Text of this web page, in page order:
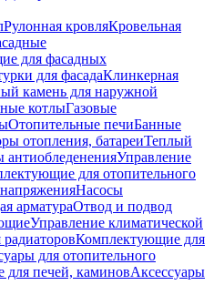
Рулонная кровляКровельная
для фасадных
для фасадаКлинкерная
камень для наружной
котлыГазовые
Отопительные печиБанные
отопления, батареиТеплый
антиобледененияУправление
для отопительного
Насосы
арматураОтвод и подвод
Управление климатической
Комплектующие для
для отопительного
печей, каминовАксессуары